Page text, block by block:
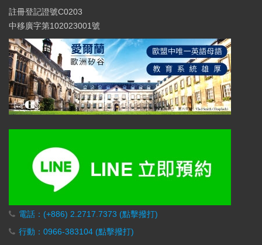
註冊登記證號C0203
中移廣字第102023001號
電話：(+886) 2.2717.7373 (點擊撥打)
行動：0966-383104 (點擊撥打)